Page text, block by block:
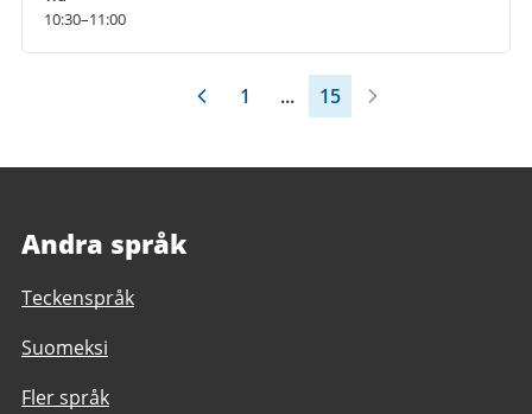
10:30–11:00
1 ... 15
Andra språk
Teckenspråk
Suomeksi
Fler språk